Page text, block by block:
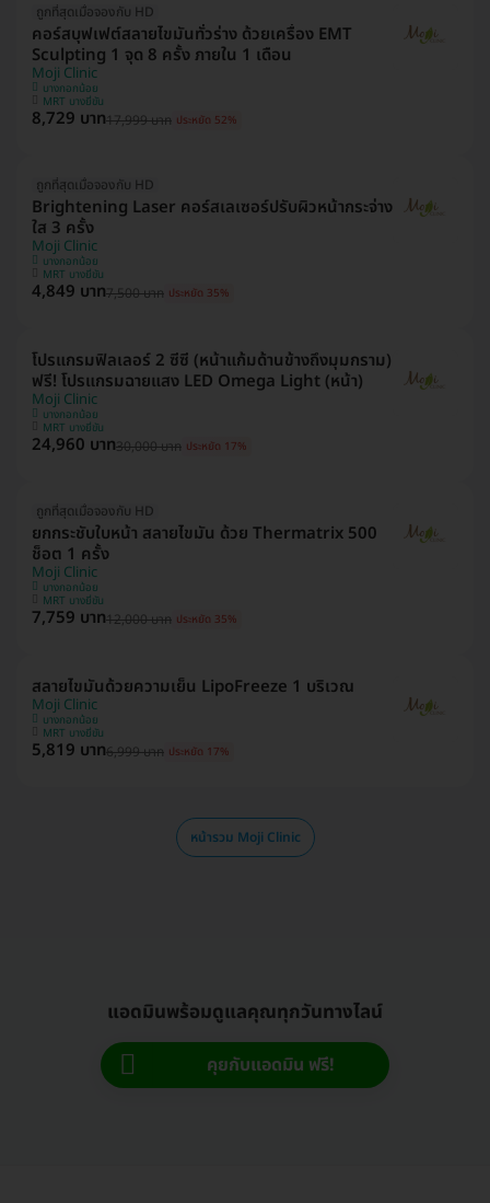
ถูกที่สุดเมื่อจองกับ HD
คอร์สบุฟเฟต์สลายไขมันทั่วร่าง ด้วยเครื่อง EMT
Sculpting 1 จุด 8 ครั้ง ภายใน 1 เดือน
Moji Clinic
บางกอกน้อย
MRT บางยี่ขัน
8,729 บาท17,999 บาท ประหยัด 52%
ถูกที่สุดเมื่อจองกับ HD
Brightening Laser คอร์สเลเซอร์ปรับผิวหน้ากระจ่าง
ใส 3 ครั้ง
Moji Clinic
บางกอกน้อย
MRT บางยี่ขัน
4,849 บาท7,500 บาท ประหยัด 35%
โปรแกรมฟิลเลอร์ 2 ซีซี (หน้าแก้มด้านข้างถึงมุมกราม)
ฟรี! โปรแกรมฉายแสง LED Omega Light (หน้า)
Moji Clinic
บางกอกน้อย
MRT บางยี่ขัน
24,960 บาท30,000 บาท ประหยัด 17%
ถูกที่สุดเมื่อจองกับ HD
ยกกระชับใบหน้า สลายไขมัน ด้วย Thermatrix 500
ช็อต 1 ครั้ง
Moji Clinic
บางกอกน้อย
MRT บางยี่ขัน
7,759 บาท12,000 บาท ประหยัด 35%
สลายไขมันด้วยความเย็น LipoFreeze 1 บริเวณ
Moji Clinic
บางกอกน้อย
MRT บางยี่ขัน
5,819 บาท6,999 บาท ประหยัด 17%
หน้ารวม Moji Clinic
แอดมินพร้อมดูแลคุณทุกวันทางไลน์
คุยกับแอดมิน ฟรี!